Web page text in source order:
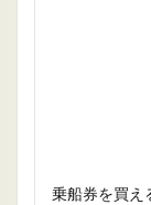
乗船券を買え